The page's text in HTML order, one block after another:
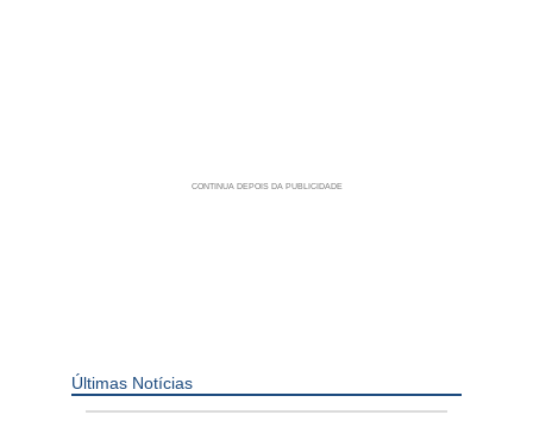
Últimas Notícias